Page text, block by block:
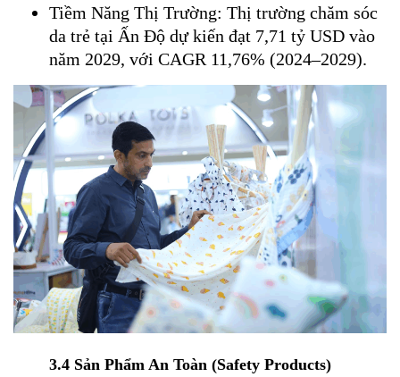
Tiềm Năng Thị Trường: Thị trường chăm sóc
da trẻ tại Ấn Độ dự kiến đạt 7,71 tỷ USD vào
năm 2029, với CAGR 11,76% (2024–2029).
3.4 Sản Phẩm An Toàn (Safety Products)